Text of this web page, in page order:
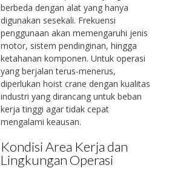
berbeda dengan alat yang hanya
digunakan sesekali. Frekuensi
penggunaan akan memengaruhi jenis
motor, sistem pendinginan, hingga
ketahanan komponen. Untuk operasi
yang berjalan terus-menerus,
diperlukan hoist crane dengan kualitas
industri yang dirancang untuk beban
kerja tinggi agar tidak cepat
mengalami keausan.
Kondisi Area Kerja dan
Lingkungan Operasi